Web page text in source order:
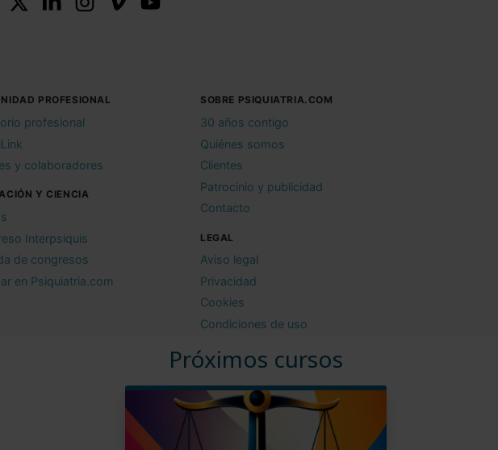
Próximos cursos
PROFESIONAL
profesional
y colaboradores
Y CIENCIA
Interpsiquis
de congresos
en Psiquiatria.com
SOBRE PSIQUIATRIA.COM
30 años contigo
Quiénes somos
Clientes
Patrocinio y publicidad
Contacto
LEGAL
Aviso legal
Privacidad
Cookies
Condiciones de uso